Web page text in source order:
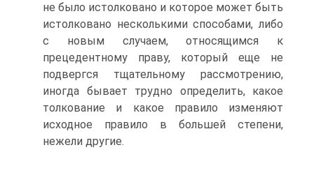
не было истолковано и которое может быть
истолковано несколькими способами, либо
с новым случаем, относящимся к
прецедентному праву, который еще не
подвергся тщательному рассмотрению,
иногда бывает трудно определить, какое
толкование и какое правило изменяют
исходное правило в большей степени,
нежели другие.